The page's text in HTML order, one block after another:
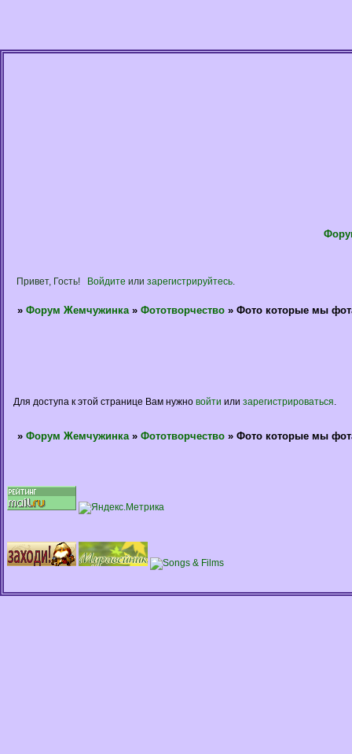
Привет, Гость! Войдите или зарегистрируйтесь.
» Форум Жемчужинка » Фототворчество » Фото которые мы
Для доступа к этой странице Вам нужно войти или зарегистрироваться
» Форум Жемчужинка » Фототворчество » Фото которые мы